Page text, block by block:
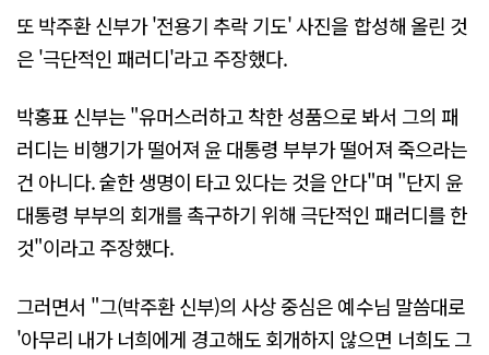
또 박주환 신부가 '전용기 추락 기도' 사진을 합성해 올린 것
은 '극단적인 패러디'라고 주장했다.
박홍표 신부는 "유머스러하고 착한 성품으로 봐서 그의 패
러디는 비행기가 떨어져 윤 대통령 부부가 떨어져 죽으라는
건 아니다. 숱한 생명이 타고 있다는 것을 안다"며 "단지 윤
대통령 부부의 회개를 촉구하기 위해 극단적인 패러디를 한
것"이라고 주장했다.
그러면서 "그(박주환 신부)의 사상 중심은 예수님 말씀대로
'아무리 내가 너희에게 경고해도 회개하지 않으면 너희도 그